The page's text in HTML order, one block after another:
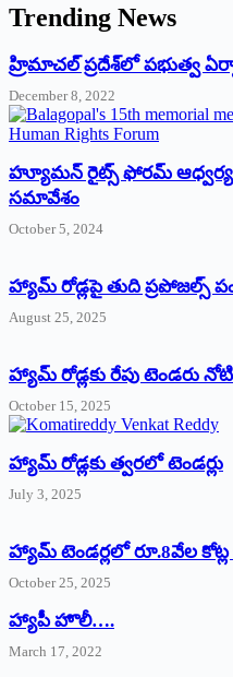
Trending News
‌హ్రిమాచల్‌ ‌ప్రదేశ్‌లో పభుత్వ
December 8, 2022
హ్యూమన్‌ రైట్స్‌ ఫోరమ్‌
సమావేశం
October 5, 2024
హ్యామ్‌ రోడ్లపై తుది ప్రపోజల్స్‌
August 25, 2025
హ్యామ్‌ రోడ్లకు రేపు టెండరు
October 15, 2025
హ్యామ్‌ రోడ్లకు త్వరలో టెండర్లు
July 3, 2025
హ్యామ్‌ ‌టెండర్లలో రూ.8వేల కోట్ల
October 25, 2025
హ్యాపీ హొలీ….
March 17, 2022